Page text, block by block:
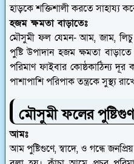
হাড়কে শক্তিশালী করতে সাহায্য
হজম ক্ষমতা বাড়াতেঃ
মৌসুমী ফল যেমন- আম, জাম, লিচু
পুষ্টি উপাদান হজম ক্ষমতা বাড়াতে
পরিমাণ ফাইবার কোষ্ঠকাঠিন্য
পাশাপাশি পরিপাক তন্ত্রকে সুস্থ্য
মৌসুমী ফলের পুষ্টিগুণ
আমঃ
আম পুষ্টিগুণে, স্বাদে, ও গন্ধে